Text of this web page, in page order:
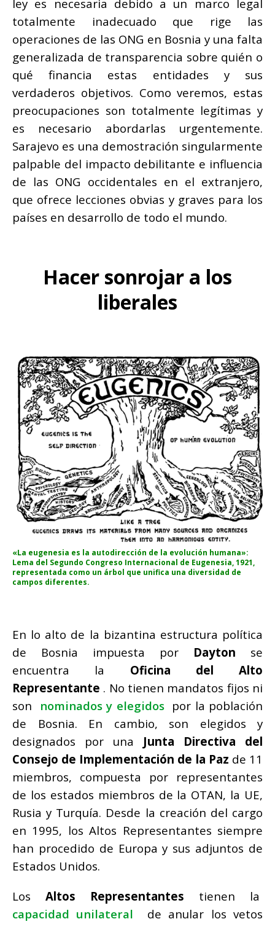
ley es necesaria debido a un marco legal
totalmente inadecuado que rige las
operaciones de las ONG en Bosnia y una falta
generalizada de transparencia sobre quién o
qué financia estas entidades y sus
verdaderos objetivos. Como veremos, estas
preocupaciones son totalmente legítimas y
es necesario abordarlas urgentemente.
Sarajevo es una demostración singularmente
palpable del impacto debilitante e influencia
de las ONG occidentales en el extranjero,
que ofrece lecciones obvias y graves para los
países en desarrollo de todo el mundo.
Hacer sonrojar a los
liberales
«La eugenesia es la autodirección de la evolución humana»:
Lema del Segundo Congreso Internacional de Eugenesia, 1921,
representada como un árbol que unifica una diversidad de
campos diferentes.
En lo alto de la bizantina estructura política
de Bosnia impuesta por Dayton se
encuentra la Oficina del Alto
Representante . No tienen mandatos fijos ni
son nominados y elegidospor la población
de Bosnia. En cambio, son elegidos y
designados por una Junta Directiva del
Consejo de Implementación de la Paz de 11
miembros, compuesta por representantes
de los estados miembros de la OTAN, la UE,
Rusia y Turquía. Desde la creación del cargo
en 1995, los Altos Representantes siempre
han procedido de Europa y sus adjuntos de
Estados Unidos.
Los Altos Representantes tienen la
capacidad unilateral de anular los vetos